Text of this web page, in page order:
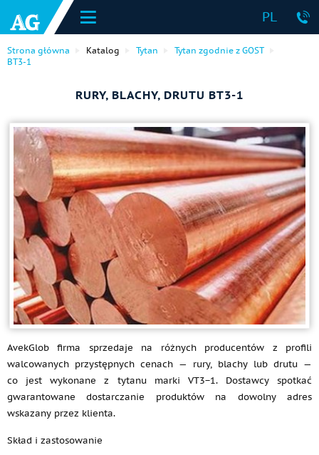
PL
Strona główna Katalog Tytan
Tytan zgodnie z GOST
ВТ3-1
RURY, BLACHY, DRUTU ВТ3-1
AvekGlob firma sprzedaje na różnych producentów z profili
walcowanych przystępnych cenach — rury, blachy lub drutu —
co jest wykonane z tytanu marki VT3−1. Dostawcy spotkać
gwarantowane dostarczanie produktów na dowolny adres
wskazany przez klienta.
Skład i zastosowanie